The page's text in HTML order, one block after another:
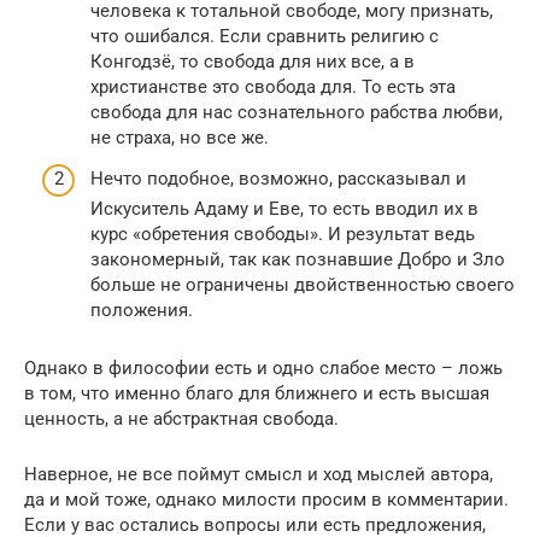
человека к тотальной свободе, могу признать,
что ошибался. Если сравнить религию с
Конгодзё, то свобода для них все, а в
христианстве это свобода для. То есть эта
свобода для нас сознательного рабства любви,
не страха, но все же.
Нечто подобное, возможно, рассказывал и
Искуситель Адаму и Еве, то есть вводил их в
курс «обретения свободы». И результат ведь
закономерный, так как познавшие Добро и Зло
больше не ограничены двойственностью своего
положения.
Однако в философии есть и одно слабое место – ложь
в том, что именно благо для ближнего и есть высшая
ценность, а не абстрактная свобода.
Наверное, не все поймут смысл и ход мыслей автора,
да и мой тоже, однако милости просим в комментарии.
Если у вас остались вопросы или есть предложения,